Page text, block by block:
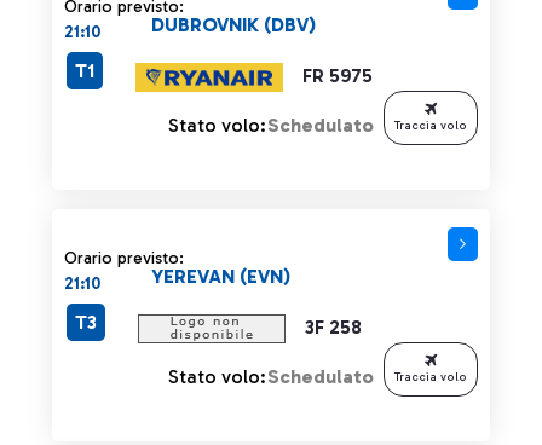
Orario previsto:
21:10
FR 5975
DUBROVNIK (DBV)
T1
Stato volo:Schedulato Traccia volo
Orario previsto:
21:10
3F 258
YEREVAN (EVN)
T3
Stato volo:Schedulato Traccia volo